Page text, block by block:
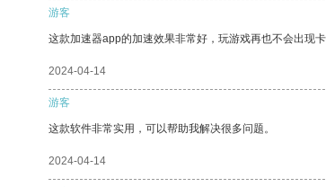
游客
这款加速器app的加速效果非常好，玩游戏再也不会出现
2024-04-14
游客
这款软件非常实用，可以帮助我解决很多问题。
2024-04-14